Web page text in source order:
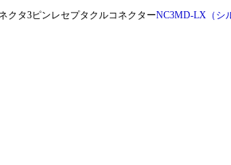
クタ3ピンレセプタクルコネクターNC3MD-LX（シ